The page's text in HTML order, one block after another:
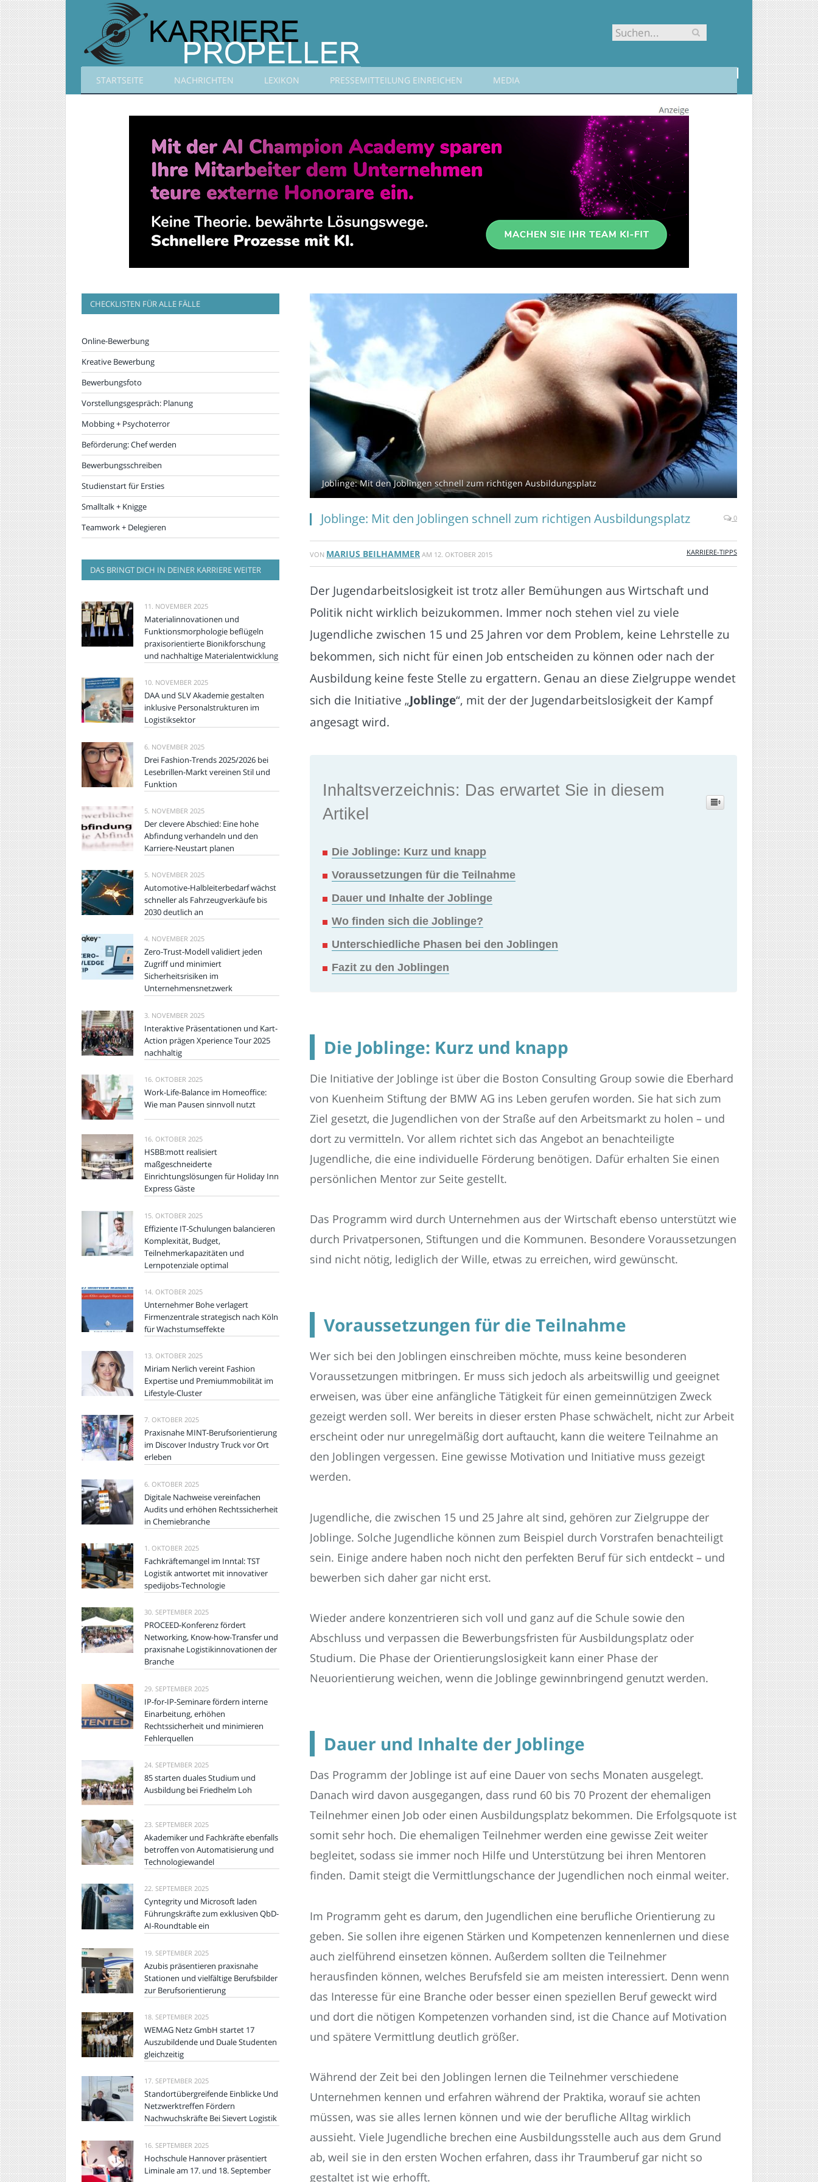
Karrierepropeller
STARTSEITE NACHRICHTEN LEXIKON PRESSEMITTEILUNG EINREICHEN MEDIA
Joblinge: Mit den Joblingen schnell zum richtigen Ausbildungsplatz
Joblinge: Mit den Joblingen schnell zum richtigen Ausbildungsplatz 0
VON MARIUS BEILHAMMER AM 12. OKTOBER 2015 KARRIERE-TIPPS
Der Jugendarbeitslosigkeit ist trotz aller Bemühungen aus Wirtschaft und
Politik nicht wirklich beizukommen. Immer noch stehen viel zu viele
Jugendliche zwischen 15 und 25 Jahren vor dem Problem, keine Lehrstelle zu
bekommen, sich nicht für einen Job entscheiden zu können oder nach der
Ausbildung keine feste Stelle zu ergattern. Genau an diese Zielgruppe wendet
sich die Initiative „Joblinge“, mit der der Jugendarbeitslosigkeit der Kampf
angesagt wird.
Inhaltsverzeichnis: Das erwartet Sie in diesem
Artikel
Die Joblinge: Kurz und knapp
Voraussetzungen für die Teilnahme
Dauer und Inhalte der Joblinge
Wo finden sich die Joblinge?
Unterschiedliche Phasen bei den Joblingen
Fazit zu den Joblingen
Die Joblinge: Kurz und knapp
Die Initiative der Joblinge ist über die Boston Consulting Group sowie die Eberhard
von Kuenheim Stiftung der BMW AG ins Leben gerufen worden. Sie hat sich zum
Ziel gesetzt, die Jugendlichen von der Straße auf den Arbeitsmarkt zu holen – und
dort zu vermitteln. Vor allem richtet sich das Angebot an benachteiligte
Jugendliche, die eine individuelle Förderung benötigen. Dafür erhalten Sie einen
persönlichen Mentor zur Seite gestellt.
Das Programm wird durch Unternehmen aus der Wirtschaft ebenso unterstützt wie
durch Privatpersonen, Stiftungen und die Kommunen. Besondere Voraussetzungen
sind nicht nötig, lediglich der Wille, etwas zu erreichen, wird gewünscht.
Voraussetzungen für die Teilnahme
Wer sich bei den Joblingen einschreiben möchte, muss keine besonderen
Voraussetzungen mitbringen. Er muss sich jedoch als arbeitswillig und geeignet
erweisen, was über eine anfängliche Tätigkeit für einen gemeinnützigen Zweck
gezeigt werden soll. Wer bereits in dieser ersten Phase schwächelt, nicht zur Arbeit
erscheint oder nur unregelmäßig dort auftaucht, kann die weitere Teilnahme an
den Joblingen vergessen. Eine gewisse Motivation und Initiative muss gezeigt
werden.
Jugendliche, die zwischen 15 und 25 Jahre alt sind, gehören zur Zielgruppe der
Joblinge. Solche Jugendliche können zum Beispiel durch Vorstrafen benachteiligt
sein. Einige andere haben noch nicht den perfekten Beruf für sich entdeckt – und
bewerben sich daher gar nicht erst.
Wieder andere konzentrieren sich voll und ganz auf die Schule sowie den
Abschluss und verpassen die Bewerbungsfristen für Ausbildungsplatz oder
Studium. Die Phase der Orientierungslosigkeit kann einer Phase der
Neuorientierung weichen, wenn die Joblinge gewinnbringend genutzt werden.
Dauer und Inhalte der Joblinge
Das Programm der Joblinge ist auf eine Dauer von sechs Monaten ausgelegt.
Danach wird davon ausgegangen, dass rund 60 bis 70 Prozent der ehemaligen
Teilnehmer einen Job oder einen Ausbildungsplatz bekommen. Die Erfolgsquote ist
somit sehr hoch. Die ehemaligen Teilnehmer werden eine gewisse Zeit weiter
begleitet, sodass sie immer noch Hilfe und Unterstützung bei ihren Mentoren
finden. Damit steigt die Vermittlungschance der Jugendlichen noch einmal weiter.
Im Programm geht es darum, den Jugendlichen eine berufliche Orientierung zu
geben. Sie sollen ihre eigenen Stärken und Kompetenzen kennenlernen und diese
auch zielführend einsetzen können. Außerdem sollten die Teilnehmer
herausfinden können, welches Berufsfeld sie am meisten interessiert. Denn wenn
das Interesse für eine Branche oder besser einen speziellen Beruf geweckt wird
und dort die nötigen Kompetenzen vorhanden sind, ist die Chance auf Motivation
und spätere Vermittlung deutlich größer.
Während der Zeit bei den Joblingen lernen die Teilnehmer verschiedene
Unternehmen kennen und erfahren während der Praktika, worauf sie achten
müssen, was sie alles lernen können und wie der berufliche Alltag wirklich
aussieht. Viele Jugendliche brechen eine Ausbildungsstelle auch aus dem Grund
ab, weil sie in den ersten Wochen erfahren, dass ihr Traumberuf gar nicht so
gestaltet ist wie erhofft.
CHECKLISTEN FÜR ALLE FÄLLE
Online-Bewerbung
Kreative Bewerbung
Bewerbungsfoto
Vorstellungsgespräch: Planung
Mobbing + Psychoterror
Beförderung: Chef werden
Bewerbungsschreiben
Studienstart für Ersties
Smalltalk + Knigge
Teamwork + Delegieren
DAS BRINGT DICH IN DEINER KARRIERE WEITER
11. NOVEMBER 2025
Materialinnovationen und
Funktionsmorphologie beflügeln
praxisorientierte Bionikforschung
und nachhaltige Materialentwicklung
10. NOVEMBER 2025
DAA und SLV Akademie gestalten
inklusive Personalstrukturen im
Logistiksektor
6. NOVEMBER 2025
Drei Fashion-Trends 2025/2026 bei
Lesebrillen-Markt vereinen Stil und
Funktion
5. NOVEMBER 2025
Der clevere Abschied: Eine hohe
Abfindung verhandeln und den
Karriere-Neustart planen
5. NOVEMBER 2025
Automotive-Halbleiterbedarf wächst
schneller als Fahrzeugverkäufe bis
2030 deutlich an
4. NOVEMBER 2025
Zero-Trust-Modell validiert jeden
Zugriff und minimiert
Sicherheitsrisiken im
Unternehmensnetzwerk
3. NOVEMBER 2025
Interaktive Präsentationen und Kart-
Action prägen Xperience Tour 2025
nachhaltig
16. OKTOBER 2025
Work-Life-Balance im Homeoffice:
Wie man Pausen sinnvoll nutzt
16. OKTOBER 2025
HSBB:mott realisiert
maßgeschneiderte
Einrichtungslösungen für Holiday Inn
Express Gäste
15. OKTOBER 2025
Effiziente IT-Schulungen balancieren
Komplexität, Budget,
Teilnehmerkapazitäten und
Lernpotenziale optimal
14. OKTOBER 2025
Unternehmer Bohe verlagert
Firmenzentrale strategisch nach Köln
für Wachstumseffekte
13. OKTOBER 2025
Miriam Nerlich vereint Fashion
Expertise und Premiummobilität im
Lifestyle-Cluster
7. OKTOBER 2025
Praxisnahe MINT-Berufsorientierung
im Discover Industry Truck vor Ort
erleben
6. OKTOBER 2025
Digitale Nachweise vereinfachen
Audits und erhöhen Rechtssicherheit
in Chemiebranche
1. OKTOBER 2025
Fachkräftemangel im Inntal: TST
Logistik antwortet mit innovativer
spedijobs-Technologie
30. SEPTEMBER 2025
PROCEED-Konferenz fördert
Networking, Know-how-Transfer und
praxisnahe Logistikinnovationen der
Branche
29. SEPTEMBER 2025
IP-for-IP-Seminare fördern interne
Einarbeitung, erhöhen
Rechtssicherheit und minimieren
Fehlerquellen
24. SEPTEMBER 2025
85 starten duales Studium und
Ausbildung bei Friedhelm Loh
23. SEPTEMBER 2025
Akademiker und Fachkräfte ebenfalls
betroffen von Automatisierung und
Technologiewandel
22. SEPTEMBER 2025
Cyntegrity und Microsoft laden
Führungskräfte zum exklusiven QbD-
AI-Roundtable ein
19. SEPTEMBER 2025
Azubis präsentieren praxisnahe
Stationen und vielfältige Berufsbilder
zur Berufsorientierung
18. SEPTEMBER 2025
WEMAG Netz GmbH startet 17
Auszubildende und Duale Studenten
gleichzeitig
17. SEPTEMBER 2025
Standortübergreifende Einblicke Und
Netzwerktreffen Fördern
Nachwuchskräfte Bei Sievert Logistik
16. SEPTEMBER 2025
Hochschule Hannover präsentiert
Liminale am 17. und 18. September